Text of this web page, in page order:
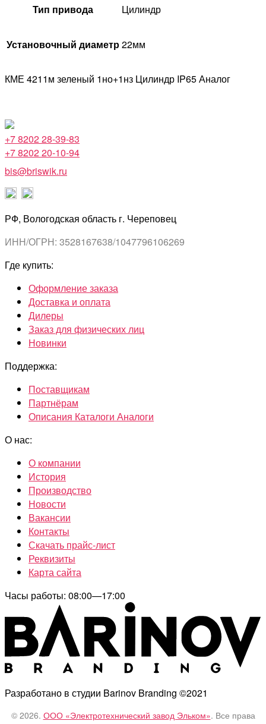
Тип привода Цилиндр
Установочный диаметр22мм
КМЕ 4211м зеленый 1но+1нз Цилиндр IP65 Аналог
+7 8202 28-39-83
+7 8202 20-10-94
bis@briswik.ru
РФ, Вологодская область г. Череповец
ИНН/ОГРН: 3528167638/1047796106269
Где купить:
Оформление заказа
Доставка и оплата
Дилеры
Заказ для физических лиц
Новинки
Поддержка:
Поставщикам
Партнёрам
Описания Каталоги Аналоги
О нас:
О компании
История
Производство
Новости
Вакансии
Контакты
Скачать прайс-лист
Реквизиты
Карта сайта
Часы работы: 08:00—17:00
Разработано в студии Barinov Branding ©2021
© 2026. ООО «Электротехнический завод Эльком». Все права